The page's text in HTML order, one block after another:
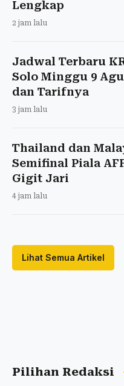
Lengkap
2 jam lalu
Jadwal Terbaru
Solo Minggu 9
dan Tarifnya
3 jam lalu
Thailand dan
Semifinal Piala
Gigit Jari
4 jam lalu
Lihat Semua Artikel
Pilihan Redaksi